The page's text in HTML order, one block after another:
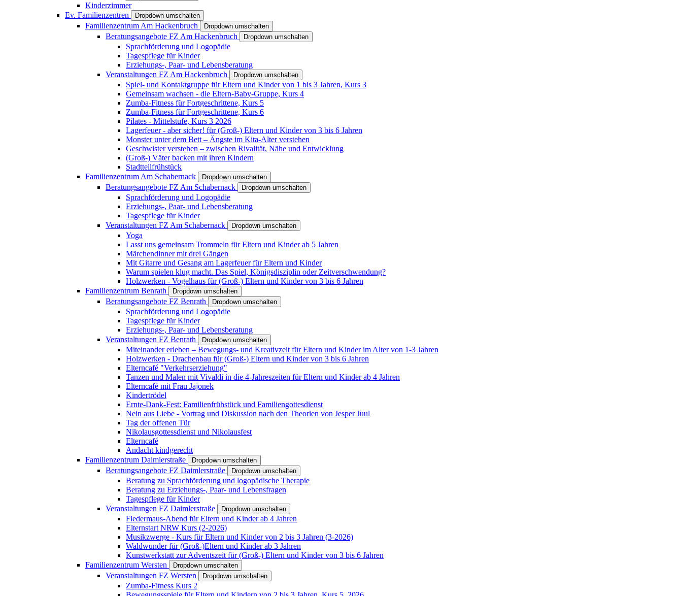
Kinderzimmer
Ev. Familienzentren
Dropdown umschalten
Familienzentrum Am Hackenbruch Dropdown umschalten
Beratungsangebote FZ Am Hackenbruch Dropdown umschalten
Sprachförderung und Logopädie
Tagespflege für Kinder
Erziehungs-, Paar- und Lebensberatung
Veranstaltungen FZ Am Hackenbruch
Dropdown umschalten
Spiel- und Kontaktgruppe für Eltern und Kinder von 1 bis 3 Jahren, Kurs 3
Gemeinsam wachsen - die Eltern-Baby-Gruppe, Kurs 4
Zumba-Fitness für Fortgeschrittene, Kurs 5
Zumba-Fitness für Fortgeschrittene, Kurs 6
Pilates - Mittelstufe, Kurs 3 2026
Lagerfeuer - aber sicher! für (Groß-) Eltern und Kinder von 3 bis 6 Jahren
Monster unter dem Bett – Ängste im Kita-Alter verstehen
Geschwister verstehen – zwischen Rivalität, Nähe und Entwicklung
(Groß-) Väter backen mit ihren Kindern
Stadtteilfrühstück
Familienzentrum Am Schabernack
Dropdown umschalten
Beratungsangebote FZ Am Schabernack Dropdown umschalten
Sprachförderung und Logopädie
Erziehungs-, Paar- und Lebensberatung
Tagespflege für Kinder
Veranstaltungen FZ Am Schabernack
Dropdown umschalten
Yoga
Lasst uns gemeinsam Trommeln für Eltern und Kinder ab 5 Jahren
Märchendinner mit drei Gängen
Mit Gitarre und Gesang am Lagerfeuer für Eltern und Kinder
Warum spielen klug macht. Das Spiel, Königsdisziplin oder Zeitverschwendung?
Holzwerken - Vogelhaus für (Groß-) Eltern und Kinder von 3 bis 6 Jahren
Familienzentrum Benrath
Dropdown umschalten
Beratungsangebote FZ Benrath Dropdown umschalten
Sprachförderung und Logopädie
Tagespflege für Kinder
Erziehungs-, Paar- und Lebensberatung
Veranstaltungen FZ Benrath
Dropdown umschalten
Miteinander erleben – Bewegungs- und Kreativzeit für Eltern und Kinder im Alter von 1-3 Jahren
Holzwerken - Drachenbau für (Groß-) Eltern und Kinder von 3 bis 6 Jahren
Elterncafé "Verkehrserziehung"
Tanzen und Malen mit Vivaldi in die 4-Jahreszeiten für Eltern und Kinder ab 4 Jahren
Elterncafé mit Frau Jajonek
Kindertrödel
Ernte-Dank-Fest: Familienfrühstück und Familiengottesdienst
Nein aus Liebe - Vortrag und Diskussion nach den Theorien von Jesper Juul
Tag der offenen Tür
Nikolausgottessdienst und Nikolausfest
Elterncafé
Andacht kindgerecht
Familienzentrum Daimlerstraße
Dropdown umschalten
Beratungsangebote FZ Daimlerstraße Dropdown umschalten
Beratung zu Sprachförderung und logopädische Therapie
Beratung zu Erziehungs-, Paar- und Lebensfragen
Tagespflege für Kinder
Veranstaltungen FZ Daimlerstraße
Dropdown umschalten
Fledermaus-Abend für Eltern und Kinder ab 4 Jahren
Elternstart NRW Kurs (2-2026)
Musikzwerge - Kurs für Eltern und Kinder von 2 bis 3 Jahren (3-2026)
Waldwunder für (Groß-)Eltern und Kinder ab 3 Jahren
Kunstwerkstatt zur Adventszeit für (Groß-) Eltern und Kinder von 3 bis 6 Jahren
Familienzentrum Wersten
Dropdown umschalten
Veranstaltungen FZ Wersten Dropdown umschalten
Zumba-Fitness Kurs 2